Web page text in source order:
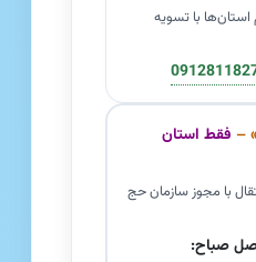
استان‌ها با تسویه
– فقط استان
با مجوز سازمان حج
صباح: